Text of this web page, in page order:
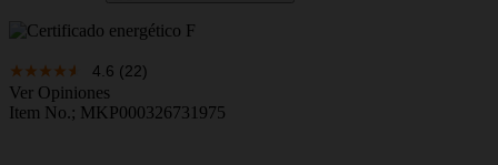
4.6 (22)
Ver Opiniones
Item No.; MKP000326731975